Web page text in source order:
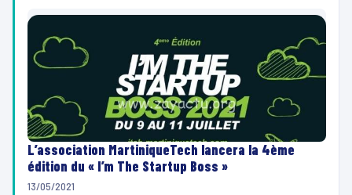
L’association MartiniqueTech lancera la 4ème
édition du « I’m The Startup Boss »
13/05/2021